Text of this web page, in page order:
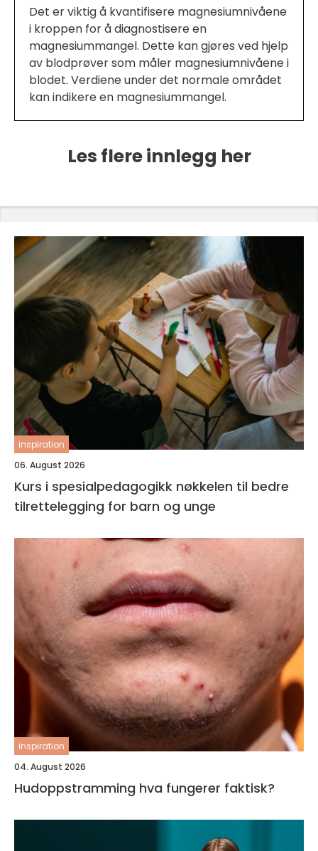
Det er viktig å kvantifisere magnesiumnivåene
i kroppen for å diagnostisere en
magnesiummangel. Dette kan gjøres ved hjelp
av blodprøver som måler magnesiumnivåene i
blodet. Verdiene under det normale området
kan indikere en magnesiummangel.
Les flere innlegg her
inspiration
06. August 2026
Kurs i spesialpedagogikk nøkkelen til bedre
tilrettelegging for barn og unge
inspiration
04. August 2026
Hudoppstramming hva fungerer faktisk?